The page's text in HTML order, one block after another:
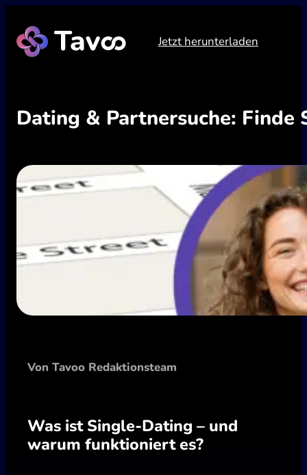
Inhalt
springen
Jetzt herunterladen
Dating & Partnersuche: Finde
Von Tavoo Redaktionsteam
Was ist Single-Dating – und
warum funktioniert es?